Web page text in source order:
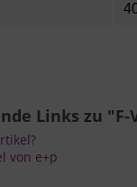
Links zu "F-
von e+p